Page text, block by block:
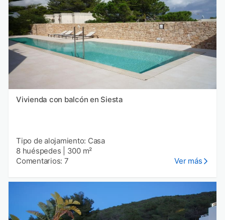
Vivienda con balcón en Siesta
Tipo de alojamiento: Casa
8 huéspedes
300 m²
Comentarios: 7
Ver más